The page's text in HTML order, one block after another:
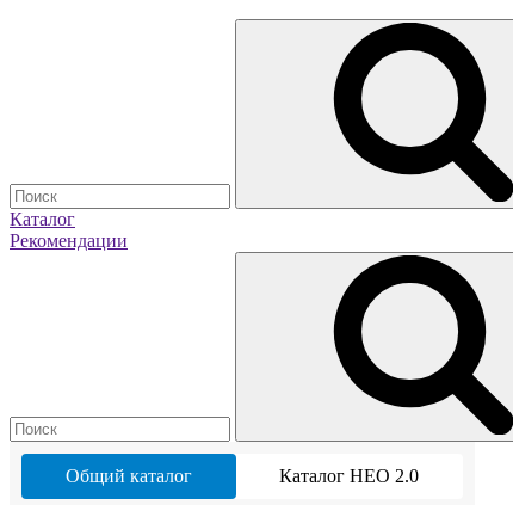
Каталог
Рекомендации
Общий каталог Каталог НЕО 2.0